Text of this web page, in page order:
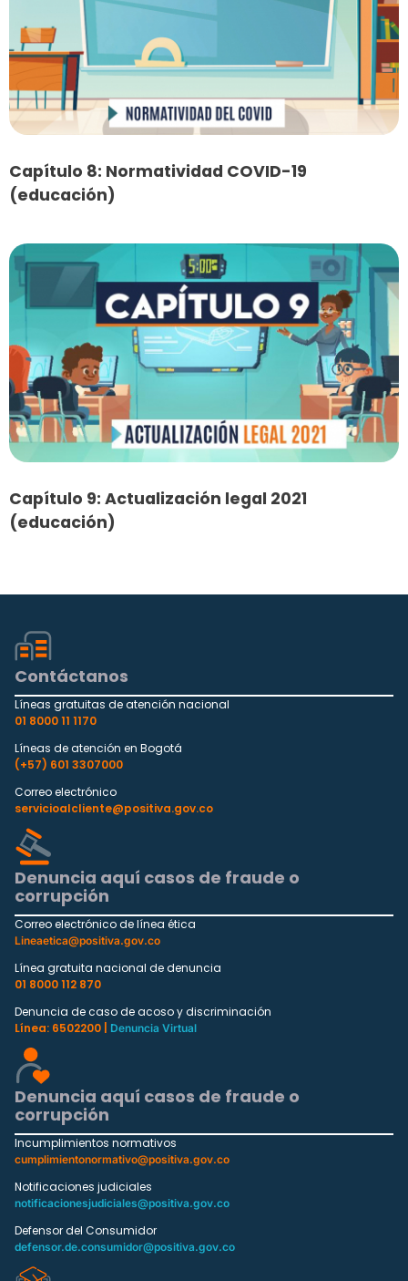
Capítulo 8: Normatividad COVID-19
(educación)
Capítulo 9: Actualización legal 2021
(educación)
Contáctanos
Líneas gratuitas de atención nacional
01 8000 11 1170
Líneas de atención en Bogotá
(+57) 601 3307000
Correo electrónico
servicioalcliente@positiva.gov.co
Denuncia aquí casos de fraude o
corrupción
Correo electrónico de línea ética
Lineaetica@positiva.gov.co
Línea gratuita nacional de denuncia
01 8000 112 870
Denuncia de caso de acoso y discriminación
Línea: 6502200 |
Denuncia Virtual
Denuncia aquí casos de fraude o
corrupción
Incumplimientos normativos
cumplimientonormativo@positiva.gov.co
Notificaciones judiciales
notificacionesjudiciales@positiva.gov.co
Defensor del Consumidor
defensor.de.consumidor@positiva.gov.co